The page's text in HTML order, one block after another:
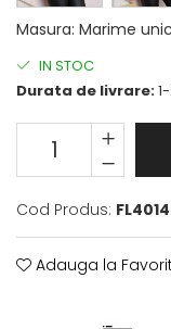
Masura: Marime
IN STOC
Durata de livrare:
Cod Produs:
Adauga la